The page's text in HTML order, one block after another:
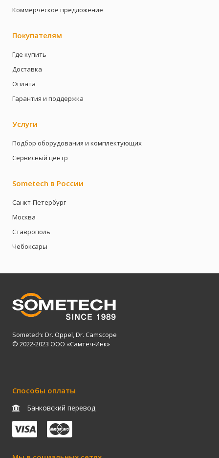
Коммерческое предложение
Покупателям
Где купить
Доставка
Оплата
Гарантия и поддержка
Услуги
Подбор оборудования и комплектующих
Сервисный центр
Sometech в России
Санкт-Петербург
Москва
Ставрополь
Чебоксары
Sometech: Dr. Oppel, Dr. Camscope
© 2022-2023 ООО «Самтеч-Инк»
Способы оплаты
Банковский перевод